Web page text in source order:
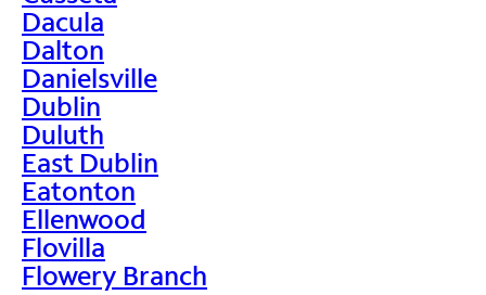
Dacula
Dalton
Danielsville
Dublin
Duluth
East Dublin
Eatonton
Ellenwood
Flovilla
Flowery Branch